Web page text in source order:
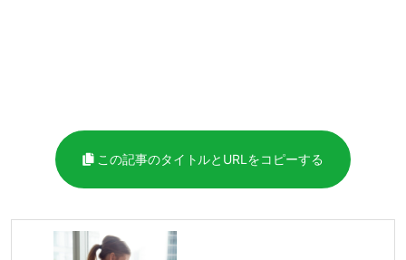
この記事のタイトルとURLをコピーする